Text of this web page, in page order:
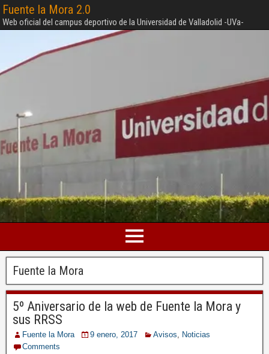
Fuente la Mora 2.0
Web oficial del campus deportivo de la Universidad de Valladolid -UVa-
Fuente la Mora
5º Aniversario de la web de Fuente la Mora y
sus RRSS
Fuente la Mora 9 enero, 2017 Avisos, Noticias
Comments